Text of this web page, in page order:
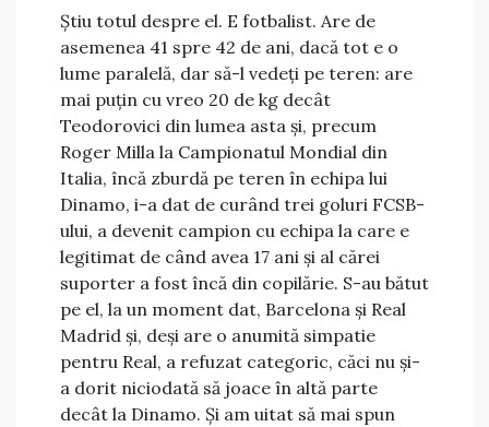
Știu totul despre el. E fotbalist. Are de
asemenea 41 spre 42 de ani, dacă tot e o
lume paralelă, dar să-l vedeți pe teren: are
mai puțin cu vreo 20 de kg decât
Teodorovici din lumea asta și, precum
Roger Milla la Campionatul Mondial din
Italia, încă zburdă pe teren în echipa lui
Dinamo, i-a dat de curând trei goluri FCSB-
ului, a devenit campion cu echipa la care e
legitimat de când avea 17 ani și al cărei
suporter a fost încă din copilărie. S-au bătut
pe el, la un moment dat, Barcelona și Real
Madrid și, deși are o anumită simpatie
pentru Real, a refuzat categoric, căci nu și-
a dorit niciodată să joace în altă parte
decât la Dinamo. Și am uitat să mai spun